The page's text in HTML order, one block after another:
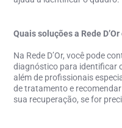
Quais soluções a Rede
Na Rede D’Or, você pode
diagnóstico para identificar
além de profissionais
de tratamento e
sua recuperação, se for